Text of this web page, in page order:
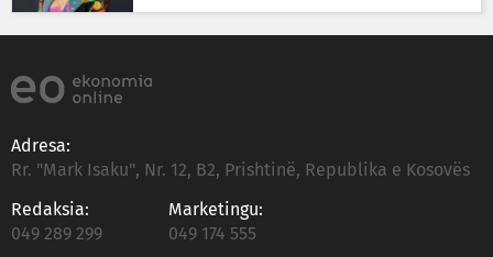
Adresa:
Rr. "Mark Isaku", Nr. 12, B2, Prishtinë, Republika e Kosovës
Redaksia:
049 289 299
Marketingu:
049 174 555